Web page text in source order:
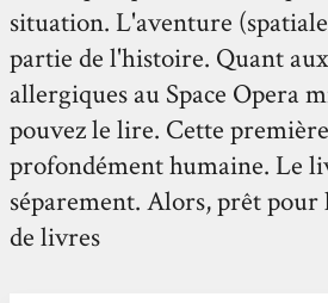
situation. L'aventure
partie de l'histoire. Quant
allergiques au Space Opera
pouvez le lire. Cette
profondément humaine. Le
séparement. Alors, prêt pour
de livres